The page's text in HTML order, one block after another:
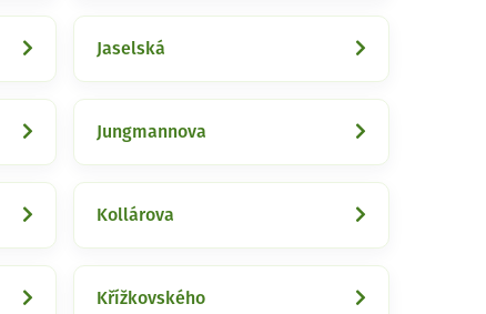
Jaselská
Jungmannova
Kollárova
Křížkovského